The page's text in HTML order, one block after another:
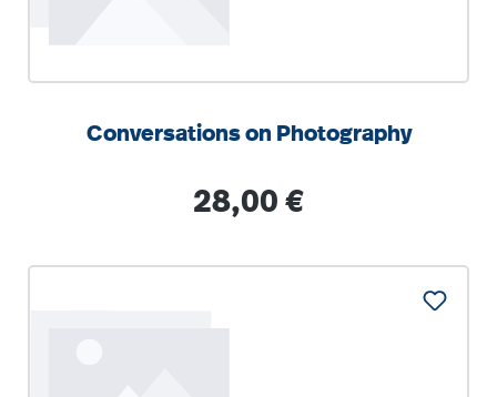
Conversations on Photography
Regulärer Preis:
28,00 €